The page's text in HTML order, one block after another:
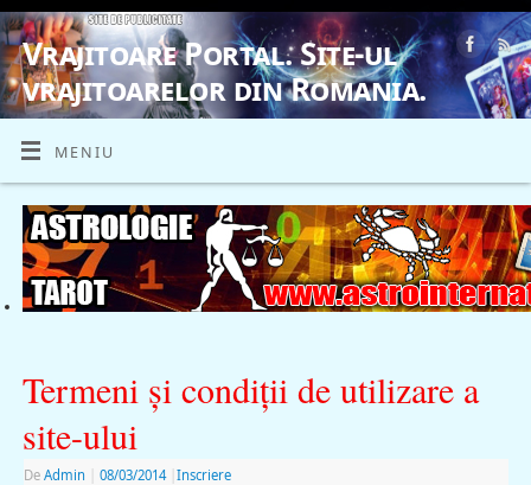
Vrajitoare Portal. Site-ul
vrajitoarelor din Romania.
VRAJITOARE, VRAJITOARELE, VRAJITOARE
MENIU
Termeni şi condiţii de utilizare a
site-ului
De Admin 08/03/2014 Inscriere